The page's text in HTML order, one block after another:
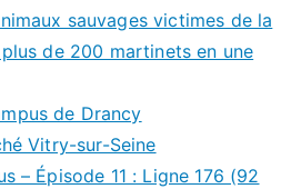
sauvages victimes de la
de 200 martinets en une
de Drancy
Vitry-sur-Seine
– Épisode 11 : Ligne 176 (92